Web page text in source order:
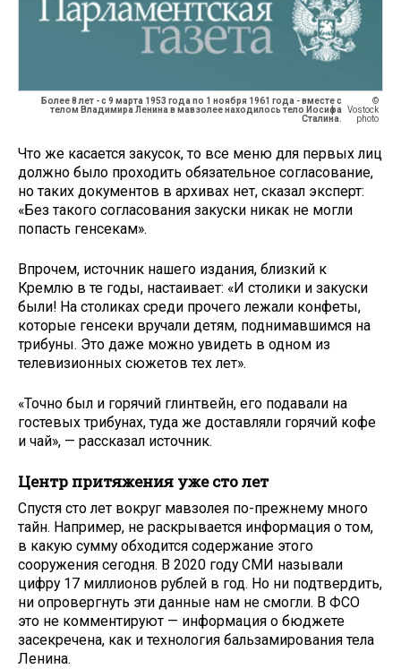
Более 8 лет - с 9 марта 1953 года по 1 ноября 1961 года - вместе с
телом Владимира Ленина в мавзолее находилось тело Иосифа
Сталина.
©
Vostock
photo
Что же касается закусок, то все меню для первых лиц
должно было проходить обязательное согласование,
но таких документов в архивах нет, сказал эксперт:
«Без такого согласования закуски никак не могли
попасть генсекам».
Впрочем, источник нашего издания, близкий к
Кремлю в те годы, настаивает: «И столики и закуски
были! На столиках среди прочего лежали конфеты,
которые генсеки вручали детям, поднимавшимся на
трибуны. Это даже можно увидеть в одном из
телевизионных сюжетов тех лет».
«Точно был и горячий глинтвейн, его подавали на
гостевых трибунах, туда же доставляли горячий кофе
и чай», — рассказал источник.
Центр притяжения уже сто лет
Спустя сто лет вокруг мавзолея по-прежнему много
тайн. Например, не раскрывается информация о том,
в какую сумму обходится содержание этого
сооружения сегодня. В 2020 году СМИ называли
цифру 17 миллионов рублей в год. Но ни подтвердить,
ни опровергнуть эти данные нам не смогли. В ФСО
это не комментируют — информация о бюджете
засекречена, как и технология бальзамирования тела
Ленина.